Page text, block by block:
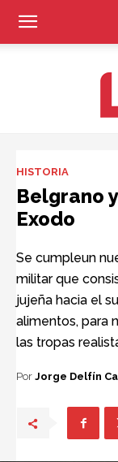
HISTORIA
Belgrano
Exodo
Se cumpleun
militar que
jujeña hacia el
alimentos, para
las tropas
Por Jorge Delfín